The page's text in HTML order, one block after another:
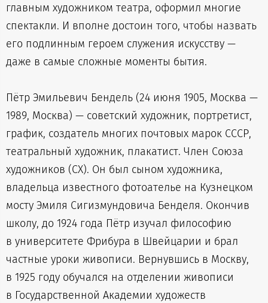
главным художником театра, оформил многие
спектакли. И вполне достоин того, чтобы назвать
его подлинным героем служения искусству —
даже в самые сложные моменты бытия.
Пётр Эмильевич Бендель (24 июня 1905, Москва —
1989, Москва) — советский художник, портретист,
график, создатель многих почтовых марок СССР,
театральный художник, плакатист. Член Союза
художников (СХ). Он был сыном художника,
владельца известного фотоателье на Кузнецком
мосту Эмиля Сигизмундовича Бенделя. Окончив
школу, до 1924 года Пётр изучал философию
в университете Фрибура в Швейцарии и брал
частные уроки живописи. Вернувшись в Москву,
в 1925 году обучался на отделении живописи
в Государственной Академии художеств